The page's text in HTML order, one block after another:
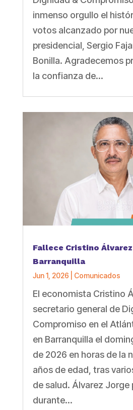
inmenso orgullo el
votos alcanzado por
presidencial, Sergio
Bonilla. Agradecemos
la confianza de...
Fallece Cristino
Barranquilla
Jun 1, 2026 Comunicados
El economista Cristino
secretario general de
Compromiso en el
en Barranquilla el
de 2026 en horas de la
años de edad, tras
de salud. Álvarez Jorge
durante...